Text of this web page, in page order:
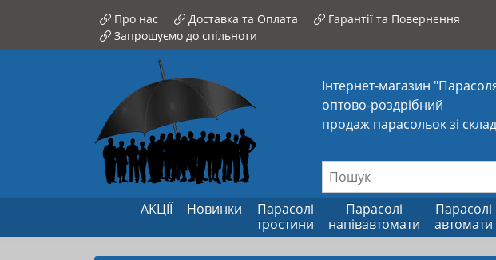
Про нас Доставка та Оплата
Гарантії та Повернення
Запрошуємо до спільноти
Інтернет-магазин
оптово-роздрібний
продаж парасольок зі
АКЦІЇ Новинки
Парасолі
тростини
Парасолі
напівавтомати
Парасолі
автомати